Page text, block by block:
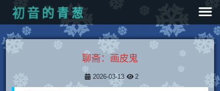
初 音 的 青葱
聊斋：画皮鬼
2026-03-13 2